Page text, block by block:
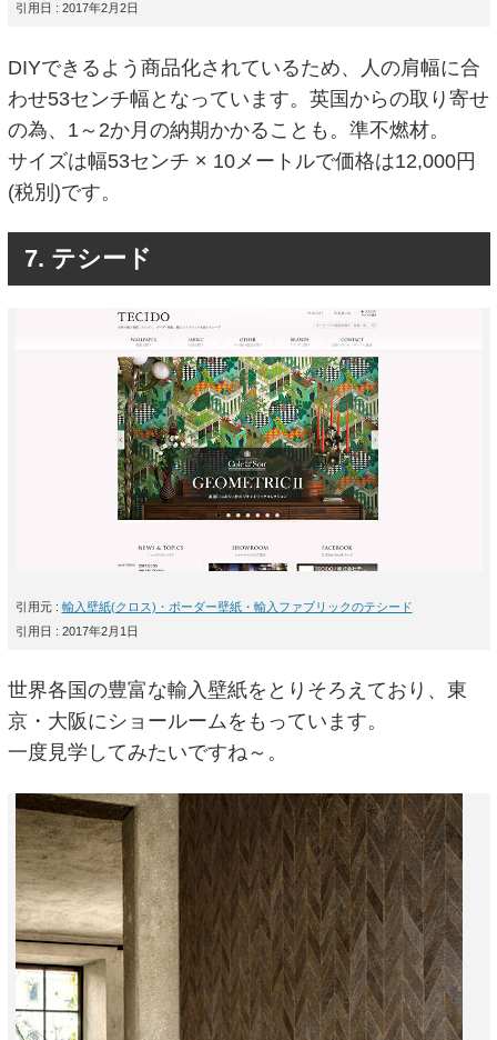
引用日 : 2017年2月2日
DIYできるよう商品化されているため、人の肩幅に合
わせ53センチ幅となっています。英国からの取り寄せ
の為、1～2か月の納期かかることも。準不燃材。
サイズは幅53センチ × 10メートルで価格は12,000円
(税別)です。
7. テシード
引用元 : 輸入壁紙(クロス)・ボーダー壁紙・輸入ファブリックのテシード
引用日 : 2017年2月1日
世界各国の豊富な輸入壁紙をとりそろえており、東
京・大阪にショールームをもっています。
一度見学してみたいですね～。